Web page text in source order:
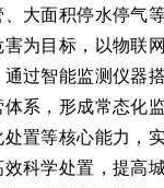
大面积停水停气
为目标，以物联
过智能监测仪器
系，形成常态化
置等核心能力，
科学处置，提高